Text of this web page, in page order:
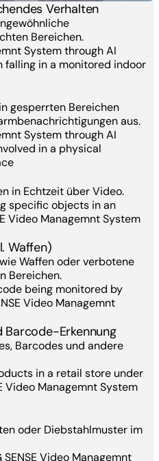
Verhalten
Bereichen.
gesperrten Bereichen
aus.
in Echtzeit über Video.
Waffen)
Waffen oder verbotene
Bereichen.
Erkennung
Barcodes und andere
oder Diebstahlmuster im